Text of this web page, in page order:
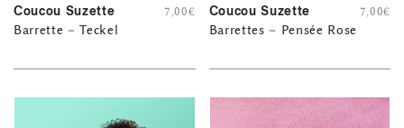
Coucou Suzette
Barrette – Teckel
7,00€ Coucou Suzette
Barrettes – Pensée Rose
7,00€